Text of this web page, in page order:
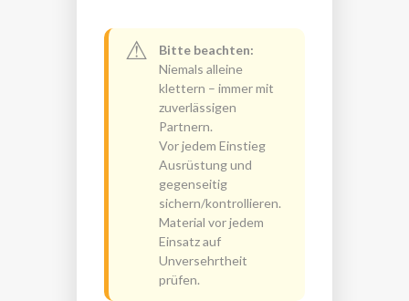
⚠
Bitte beachten:
Niemals alleine
klettern – immer mit
zuverlässigen
Partnern.
Vor jedem Einstieg
Ausrüstung und
gegenseitig
sichern/kontrollieren.
Material vor jedem
Einsatz auf
Unversehrtheit
prüfen.